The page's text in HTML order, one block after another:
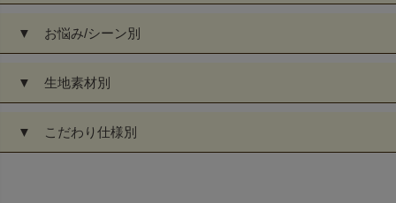
▼ お悩み/シーン別
▼ 生地素材別
▼ こだわり仕様別